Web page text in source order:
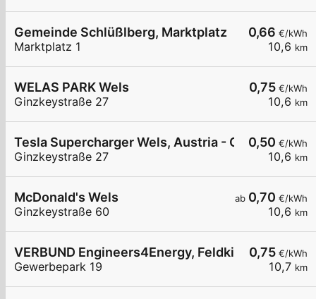
0,66 €/kWh
10,6 km
Gemeinde Schlüßlberg, Marktplatz
Marktplatz 1
0,75 €/kWh
10,6 km
WELAS PARK Wels
Ginzkeystraße 27
0,50 €/kWh
10,6 km
Tesla Supercharger Wels, Austria - Ost
Ginzkeystraße 27
ab 0,70 €/kWh
10,6 km
McDonald's Wels
Ginzkeystraße 60
0,75 €/kWh
10,7 km
VERBUND Engineers4Energy, Feldkirchen an der
Gewerbepark 19